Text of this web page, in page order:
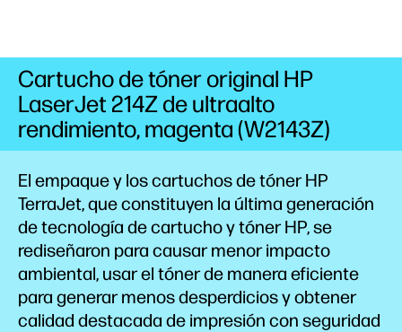
El empaque y los cartuchos de tóner HP
TerraJet, que constituyen la última generación
de tecnología de cartucho y tóner HP, se
rediseñaron para causar menor impacto
ambiental, usar el tóner de manera eficiente
para generar menos desperdicios y obtener
calidad destacada de impresión con seguridad
Cartucho de tóner original HP
LaserJet 214Z de ultraalto
rendimiento, magenta (W2143Z)